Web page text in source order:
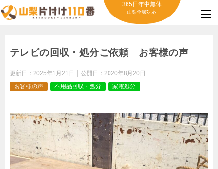
365日年中無休
山梨全域対応
テレビの回収・処分ご依頼 お客様の声
更新日： 2025年1月21日 公開日： 2020年8月20日
お客様の声
不用品回収・処分 家電処分